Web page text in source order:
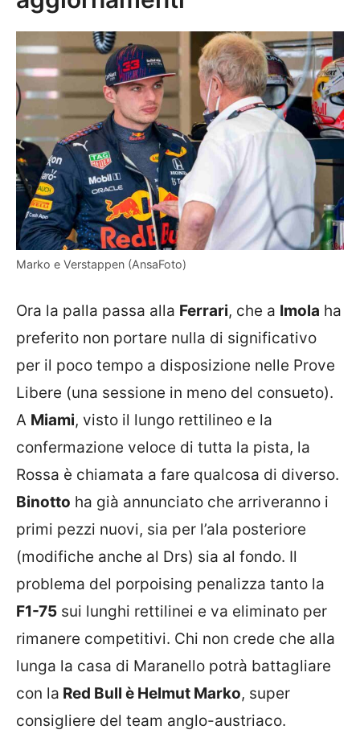
Marko e Verstappen (AnsaFoto)
Ora la palla passa alla Ferrari, che a Imola ha
preferito non portare nulla di significativo
per il poco tempo a disposizione nelle Prove
Libere (una sessione in meno del consueto).
A Miami, visto il lungo rettilineo e la
confermazione veloce di tutta la pista, la
Rossa è chiamata a fare qualcosa di diverso.
Binotto ha già annunciato che arriveranno i
primi pezzi nuovi, sia per l’ala posteriore
(modifiche anche al Drs) sia al fondo. Il
problema del porpoising penalizza tanto la
F1-75 sui lunghi rettilinei e va eliminato per
rimanere competitivi. Chi non crede che alla
lunga la casa di Maranello potrà battagliare
con la Red Bull è Helmut Marko, super
consigliere del team anglo-austriaco.